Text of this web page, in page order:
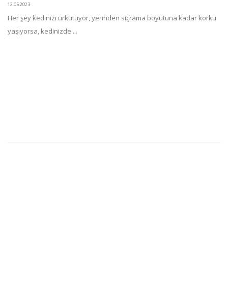
12.05.2023
Her şey kedinizi ürkütüyor, yerinden sıçrama boyutuna kadar korku
yaşıyorsa, kedinizde ...